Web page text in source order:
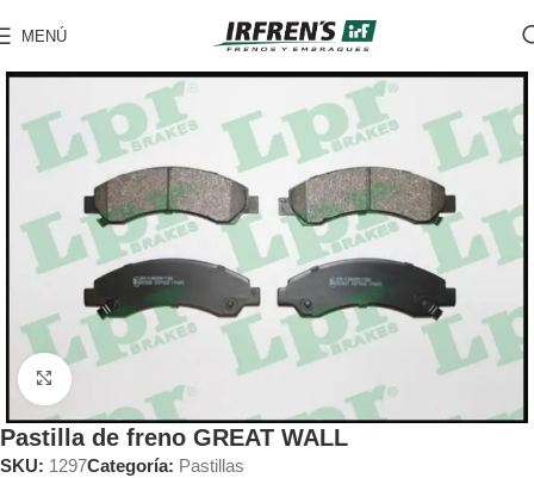
MENÚ
Clic para ampliar
Pastilla de freno GREAT WALL
SKU: 1297Categoría: Pastillas